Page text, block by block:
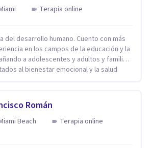
Terapia online
del desarrollo humano. Cuento con más
en los campos de la educación y la
a adolescentes y adultos y familias
al bienestar emocional y la salud
que esto es posible cuando
conciencia de nuestro mundo
en que nuestras experiencias influyen
pensar y relacionarnos. Mi misión
Román
Beach Terapia online